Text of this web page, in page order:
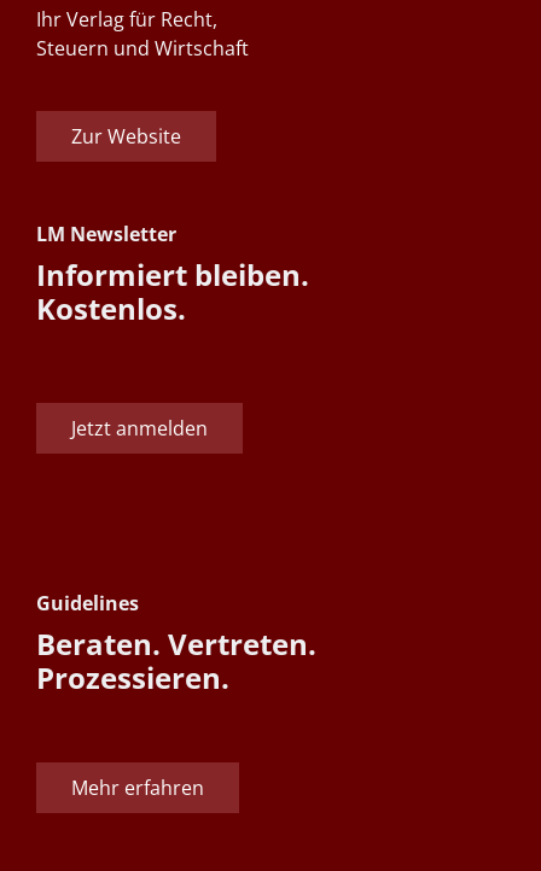
Ihr Verlag für Recht,
Steuern und Wirtschaft
Zur Website
LM Newsletter
Informiert bleiben.
Kostenlos.
Jetzt anmelden
Guidelines
Beraten. Vertreten.
Prozessieren.
Mehr erfahren